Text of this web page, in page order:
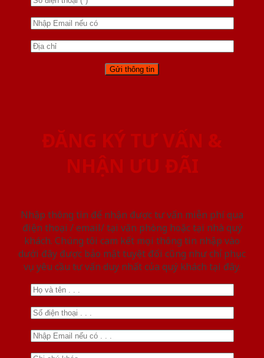
ĐĂNG KÝ TƯ VẤN &
NHẬN ƯU ĐÃI
Nhập thông tin để nhận được tư vấn miễn phí qua
điện thoại / email/ tại văn phòng hoặc tại nhà quý
khách. Chúng tôi cam kết mọi thông tin nhập vào
dưới đây được bảo mật tuyệt đối cũng như chỉ phục
vụ yêu cầu tư vấn duy nhất của quý khách tại đây.